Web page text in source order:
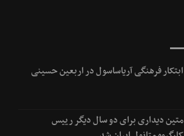
ابتکار فرهنگی آریاساسول در اربعین حسینی
متین دیداری برای دو سال دیگر رییس